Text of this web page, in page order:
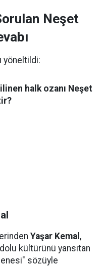
Neşet
yöneltildi:
halk ozanı Neşet
Yaşar Kemal ,
kültürünü yansıtan
sözüyle